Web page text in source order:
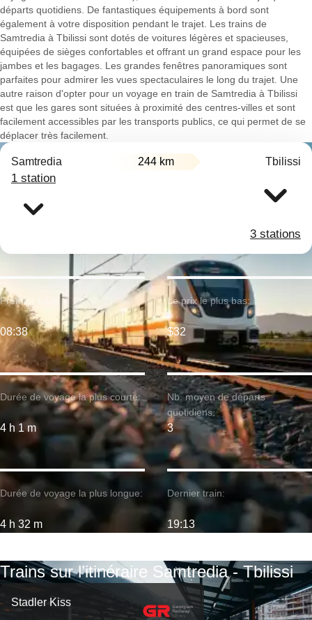
départs quotidiens. De fantastiques équipements à bord sont
également à votre disposition pendant le trajet. Les trains de
Samtredia à Tbilissi sont dotés de voitures légères et spacieuses,
équipées de sièges confortables et offrant un grand espace pour les
jambes et les bagages. Les grandes fenêtres panoramiques sont
parfaites pour admirer les vues spectaculaires le long du trajet. Une
autre raison d'opter pour un voyage en train de Samtredia à Tbilissi
est que les gares sont situées à proximité des centres-villes et sont
facilement accessibles par les transports publics, ce qui permet de se
déplacer très facilement.
Samtredia 244 km Tbilissi
1 station
3 stations
Durée de voyage la plus courte:
4 h 1 m
Premier train:
08:38
Durée de voyage la plus longue:
4 h 32 m
Le prix le plus bas:
$32
Nb. moyen de départs
quotidiens:
3
Dernier train:
19:13
Trains sur l’itinéraire Samtredia - Tbilissi
Stadler Kiss